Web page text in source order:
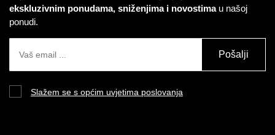
ekskluzivnim ponudama, sniženjima i novostimau našoj
ponudi.
Pošalji
Slažem se s općim uvjetima poslovanja